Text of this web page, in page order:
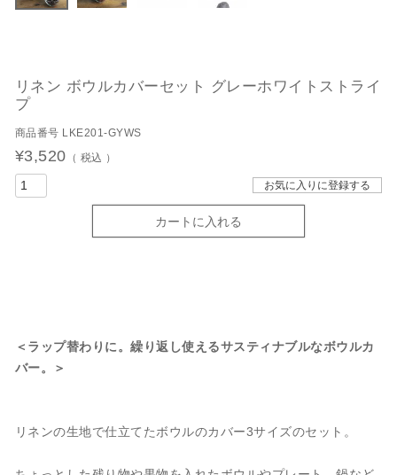
リネン ボウルカバーセット グレーホワイトストライ
プ
商品番号 LKE201-GYWS
¥3,520 税込
お気に入りに登録する
カートに入れる
＜ラップ替わりに。繰り返し使えるサスティナブルなボウルカ
バー。＞
リネンの生地で仕立てたボウルのカバー3サイズのセット。